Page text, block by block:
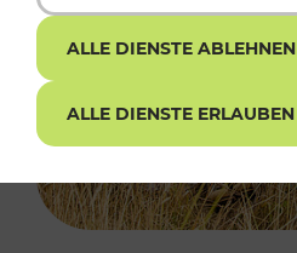
ALLE DIENSTE ABLEHNEN
ALLE DIENSTE ERLAUBEN